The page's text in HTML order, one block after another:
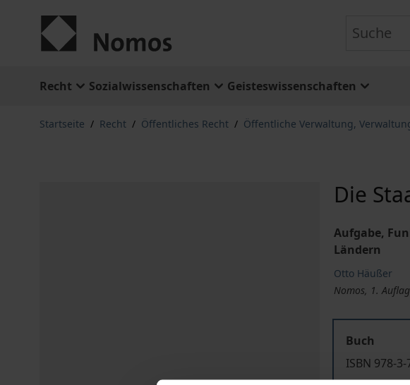
Recht Sozialwissenschaften Geisteswissenschaften
Startseite / Recht / Öffentliches Recht / Öffentliche Verwaltung,
Die
Aufgabe,
Ländern
Otto Häußer
Nomos, 1.
Buch
ISBN 978-